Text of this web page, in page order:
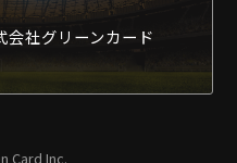
会社グリーンカード
Card Inc.